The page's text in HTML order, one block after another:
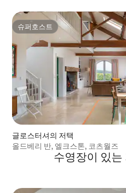
슈퍼호스트
슈퍼호스트
글로스터셔의 저택
올드베리 반, 엘크스톤, 코츠월즈
수영장이 있는